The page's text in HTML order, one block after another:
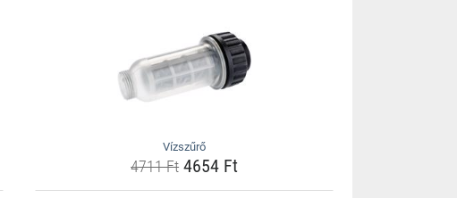
Vízszűrő
4711 Ft 4654 Ft